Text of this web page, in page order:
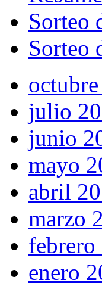
Sorteo
Sorteo
julio
junio
mayo
abril
marzo
febrero
enero